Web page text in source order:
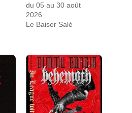
du 05 au 30 août
2026
Le Baiser Salé